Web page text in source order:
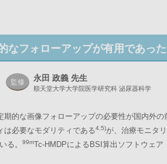
なフォローアップが有用であっ
監修 永田 政義 先生
順天堂大学大学院医学研究科 泌尿器科学
的な画像フォローアップの必要性が国内外
は必要なモダリティである4,5)が、治療モニタ
る。 99mTc-HMDPによるBSI算出ソフトウェ